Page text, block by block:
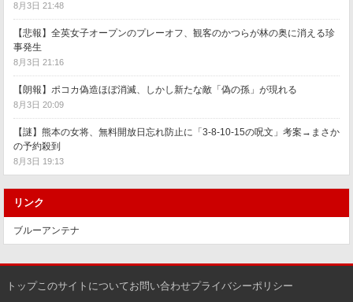
8月3日 21:48
【悲報】全英女子オープンのプレーオフ、観客のかつらが林の奥に消える珍
事発生
8月3日 21:16
【朗報】ポコカ偽造ほぼ消滅、しかし新たな敵「偽の孫」が現れる
8月3日 20:09
【謎】熊本の女将、無料開放日忘れ防止に「3-8-10-15の呪文」考案→まさか
の予約殺到
8月3日 19:13
リンク
ブルーアンテナ
トップこのサイトについてお問い合わせプライバシーポリシー